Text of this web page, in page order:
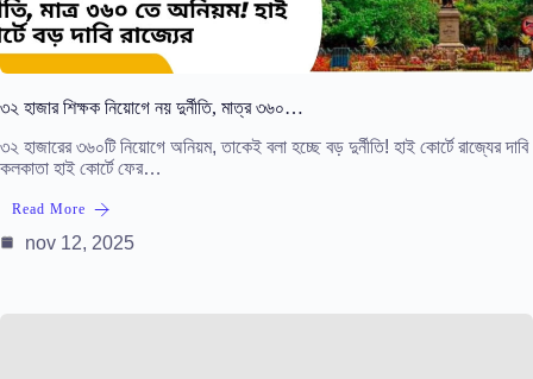
৩২ হাজার শিক্ষক নিয়োগে নয় দুর্নীতি, মাত্র ৩৬০…
৩২ হাজারের ৩৬০টি নিয়োগে অনিয়ম, তাকেই বলা হচ্ছে বড় দুর্নীতি! হাই কোর্টে রাজ্যের দাবি
কলকাতা হাই কোর্টে ফের…
Read More
nov 12, 2025